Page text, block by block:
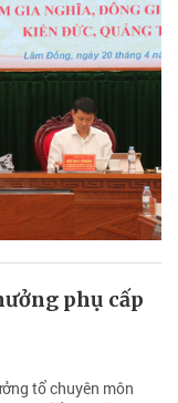
phụ cấp
tổ chuyên môn